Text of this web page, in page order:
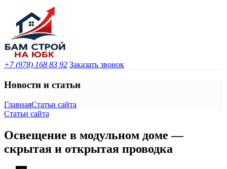
+7 (978) 168 83 92 Заказать звонок
Новости и статьи
ГлавнаяСтатьи сайта
Статьи сайта
Освещение в модульном доме —
скрытая и открытая проводка